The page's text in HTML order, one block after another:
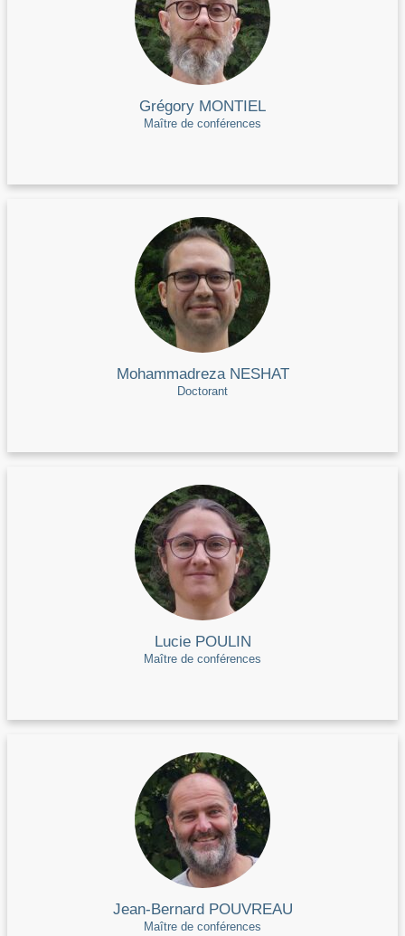
Grégory MONTIEL
Maître de conférences
Mohammadreza NESHAT
Doctorant
Lucie POULIN
Maître de conférences
Jean-Bernard POUVREAU
Maître de conférences